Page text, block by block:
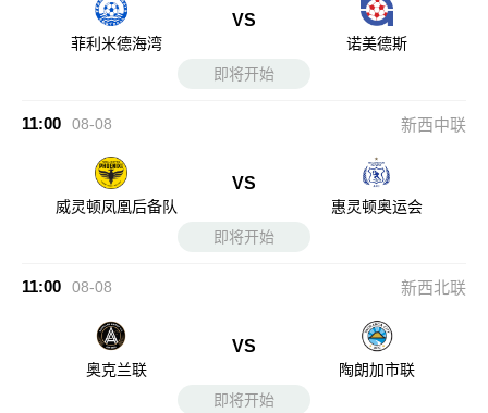
菲利米德海湾
VS
诺美德斯
即将开始
11:00 08-08 新西中联
威灵顿凤凰后备队
VS
惠灵顿奥运会
即将开始
11:00 08-08 新西北联
奥克兰联
VS
陶朗加市联
即将开始